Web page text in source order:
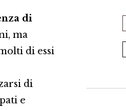
di
ma
di essi
di
e